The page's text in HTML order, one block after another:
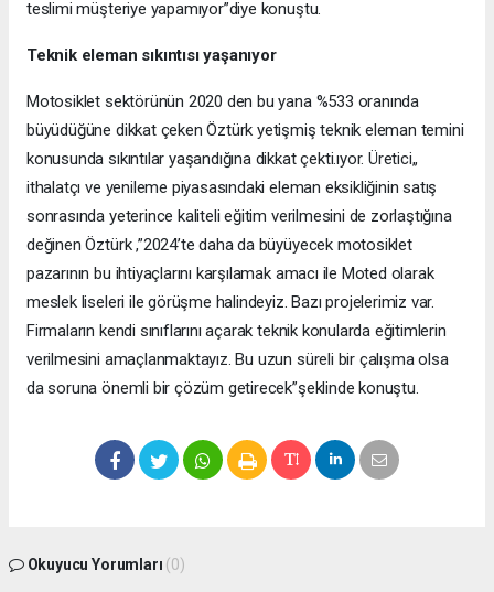
teslimi müşteriye yapamıyor”diye konuştu.
Teknik eleman sıkıntısı yaşanıyor
Motosiklet sektörünün 2020 den bu yana %533 oranında
büyüdüğüne dikkat çeken Öztürk yetişmiş teknik eleman temini
konusunda sıkıntılar yaşandığına dikkat çekti.ıyor. Üretici,,
ithalatçı ve yenileme piyasasındaki eleman eksikliğinin satış
sonrasında yeterince kaliteli eğitim verilmesini de zorlaştığına
değinen Öztürk ,”2024’te daha da büyüyecek motosiklet
pazarının bu ihtiyaçlarını karşılamak amacı ile Moted olarak
meslek liseleri ile görüşme halindeyiz. Bazı projelerimiz var.
Firmaların kendi sınıflarını açarak teknik konularda eğitimlerin
verilmesini amaçlanmaktayız. Bu uzun süreli bir çalışma olsa
da soruna önemli bir çözüm getirecek”şeklinde konuştu.
Okuyucu Yorumları (0)